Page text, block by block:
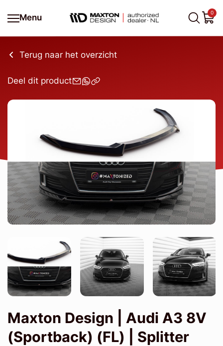
Menu
0
Terug naar het overzicht
Deel dit product
Maxton Design | Audi A3 8V
(Sportback) (FL) | Splitter